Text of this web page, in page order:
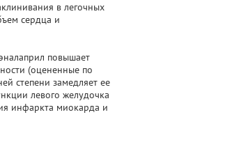
в легочных
сердца и
повышает
(оцененные по
степени замедляет ее
левого желудочка
инфаркта миокарда и